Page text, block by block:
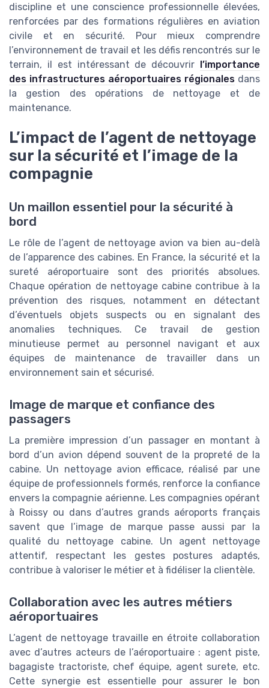
discipline et une conscience professionnelle élevées,
renforcées par des formations régulières en aviation
civile et en sécurité. Pour mieux comprendre
l’environnement de travail et les défis rencontrés sur le
terrain, il est intéressant de découvrir l’importance
des infrastructures aéroportuaires régionales dans
la gestion des opérations de nettoyage et de
maintenance.
L’impact de l’agent de nettoyage
sur la sécurité et l’image de la
compagnie
Un maillon essentiel pour la sécurité à
bord
Le rôle de l’agent de nettoyage avion va bien au-delà
de l’apparence des cabines. En France, la sécurité et la
sureté aéroportuaire sont des priorités absolues.
Chaque opération de nettoyage cabine contribue à la
prévention des risques, notamment en détectant
d’éventuels objets suspects ou en signalant des
anomalies techniques. Ce travail de gestion
minutieuse permet au personnel navigant et aux
équipes de maintenance de travailler dans un
environnement sain et sécurisé.
Image de marque et confiance des
passagers
La première impression d’un passager en montant à
bord d’un avion dépend souvent de la propreté de la
cabine. Un nettoyage avion efficace, réalisé par une
équipe de professionnels formés, renforce la confiance
envers la compagnie aérienne. Les compagnies opérant
à Roissy ou dans d’autres grands aéroports français
savent que l’image de marque passe aussi par la
qualité du nettoyage cabine. Un agent nettoyage
attentif, respectant les gestes postures adaptés,
contribue à valoriser le métier et à fidéliser la clientèle.
Collaboration avec les autres métiers
aéroportuaires
L’agent de nettoyage travaille en étroite collaboration
avec d’autres acteurs de l’aéroportuaire : agent piste,
bagagiste tractoriste, chef équipe, agent surete, etc.
Cette synergie est essentielle pour assurer le bon